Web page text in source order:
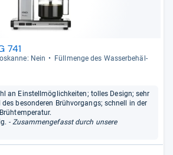
741
Nein
Füll­menge des Was­ser­be­häl­
an Einstellmöglichkeiten; tolles Design; sehr
besonderen Brühvorgangs; schnell in der
- Zusammengefasst durch unsere